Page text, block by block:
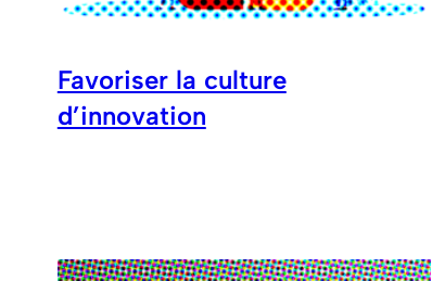
Favoriser la culture
d’innovation